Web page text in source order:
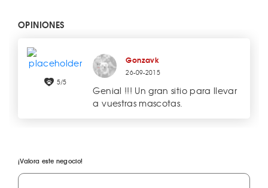
OPINIONES
5/5
Gonzavk
26-09-2015
Genial !!! Un gran sitio para llevar
a vuestras mascotas.
¡Valora este negocio!